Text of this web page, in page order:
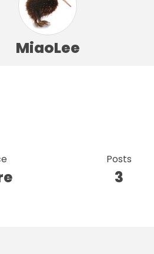
MiaoLee
Posts
3